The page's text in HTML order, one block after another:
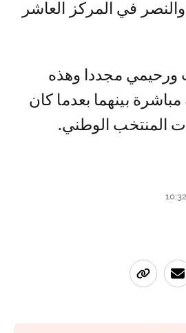
، والنصر في المركز العاشر
ورحيمي مجددا وهذه
بينهما بعدما كان
المنتخب الوطني.